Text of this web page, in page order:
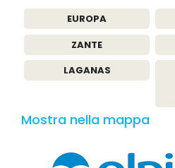
EUROPA
ZANTE
LAGANAS
Mostra nella mappa